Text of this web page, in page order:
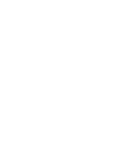
beantragen
Mähdrescher)